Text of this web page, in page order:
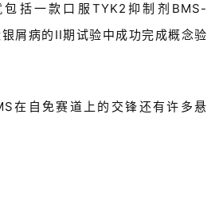
括一款口服 TYK2 抑制剂 BMS-
屑病的 II期试验中成功完成概念验
在自免赛道上的交锋还有许多悬